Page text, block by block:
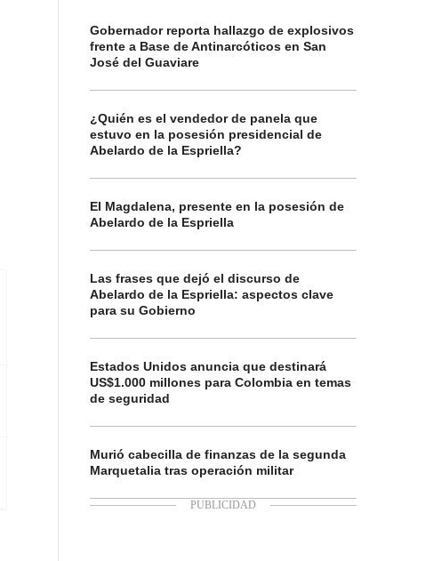
Gobernador reporta hallazgo de explosivos
frente a Base de Antinarcóticos en San
José del Guaviare
¿Quién es el vendedor de panela que
estuvo en la posesión presidencial de
Abelardo de la Espriella?
El Magdalena, presente en la posesión de
Abelardo de la Espriella
Las frases que dejó el discurso de
Abelardo de la Espriella: aspectos clave
para su Gobierno
Estados Unidos anuncia que destinará
US$1.000 millones para Colombia en temas
de seguridad
Murió cabecilla de finanzas de la segunda
Marquetalia tras operación militar